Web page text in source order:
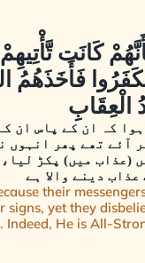
كَانَت
فَأَخَذَهُمُ
الْعِقَابِ
کہ ان کے پاس ان
آئے تھے پھر انہوں
(عذاب میں) پکڑ
عذاب دینے والا ہے
their
signs, yet they
Indeed, He is All-